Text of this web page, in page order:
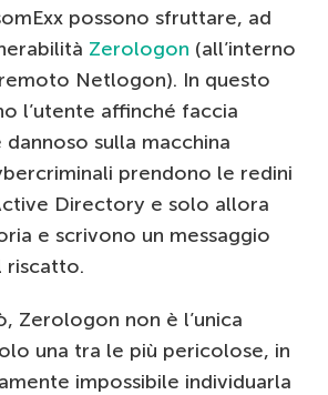
possono sfruttare, ad
Zerologon (all’interno
Netlogon). In questo
l’utente affinché faccia
sulla macchina
prendono le redini
Directory e solo allora
e scrivono un messaggio
riscatto.
Zerologon non è l’unica
una tra le più pericolose, in
impossibile individuarla